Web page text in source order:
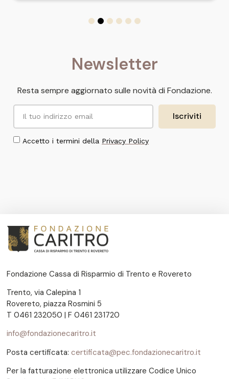
Newsletter
Resta sempre aggiornato sulle novità di Fondazione.
Accetto i termini della Privacy Policy
Iscriviti
Fondazione Cassa di Risparmio di Trento e Rovereto
Trento, via Calepina 1
Rovereto, piazza Rosmini 5
T 0461 232050 | F 0461 231720
info@fondazionecaritro.it
Posta certificata: certificata@pec.fondazionecaritro.it
Per la fatturazione elettronica utilizzare Codice Unico